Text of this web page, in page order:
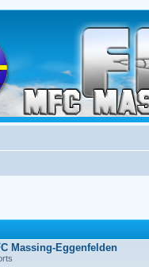
Massing-Eggenfelden